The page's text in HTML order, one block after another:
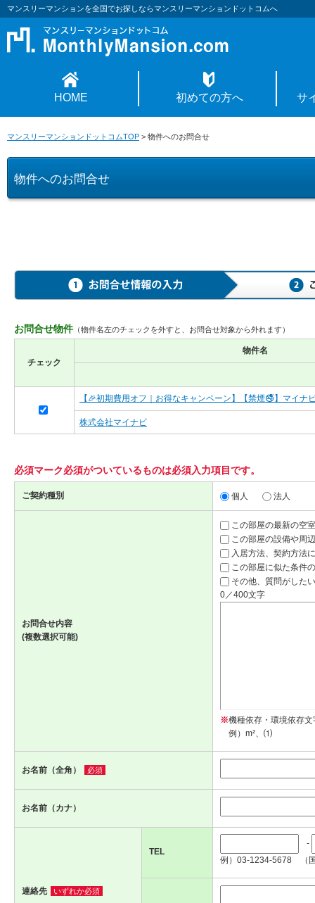
マンスリーマンションを全国でお探しならマンスリーマンションドットコムへ
HOME 初めての方へ サ
マンスリーマンションドットコムTOP > 物件へのお問合せ
物件へのお問合せ
お問合せ物件 （物件名左のチェックを外すと、お問合せ対象から外れます）
チェック
物件名
【🎉初期費用オフ｜お得なキャンペーン】【禁煙🚭】マイ
株式会社マイナビ
必須マーク必須がついているものは必須入力項目です。
ご契約種別 個人 法人
お問合せ内容
(複数選択可能)
この部屋の最新の空
この部屋の設備や周
入居方法、契約方法
この部屋に似た条件
その他、質問がした
0／400文字
※機種依存・環境依存
例）m²、⑴
お名前（全角） 必須
お名前（カナ）
連絡先 いずれか必須
TEL
-
例）03-1234-5678 （